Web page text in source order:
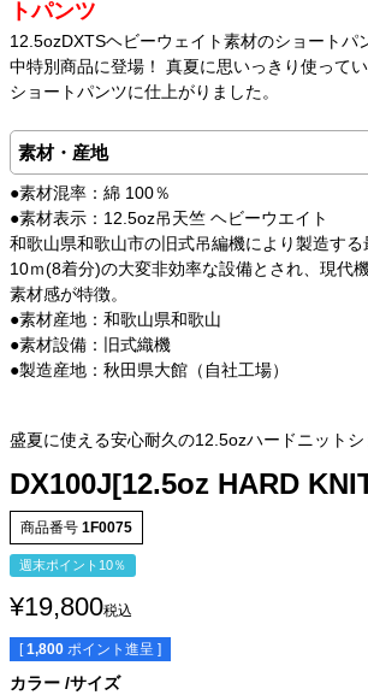
トパンツ
12.5ozDXTSヘビーウェイト素材のショートパ
中特別商品に登場！ 真夏に思いっきり使って
ショートパンツに仕上がりました。
素材・産地
●素材混率：綿 100％
●素材表示：12.5oz吊天竺 ヘビーウエイト
和歌山県和歌山市の旧式吊編機により製造す
10ｍ(8着分)の大変非効率な設備とされ、現代
素材感が特徴。
●素材産地：和歌山県和歌山
●素材設備：旧式織機
●製造産地：秋田県大館（自社工場）
盛夏に使える安心耐久の12.5ozハードニット
DX100J[12.5oz HARD
商品番号 1F0075
週末ポイント10％
¥19,800税込
[ 1,800 ポイント進呈 ]
カラー サイズ